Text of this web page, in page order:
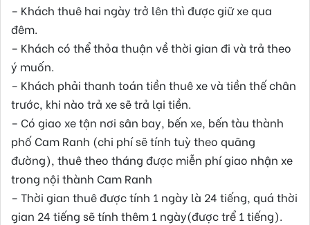
– Khách thuê hai ngày trở lên thì được giữ xe qua
đêm.
– Khách có thể thỏa thuận về thời gian đi và trả theo
ý muốn.
– Khách phải thanh toán tiền thuê xe và tiền thế chân
trước, khi nào trả xe sẽ trả lại tiền.
– Có giao xe tận nơi sân bay, bến xe, bến tàu thành
phố Cam Ranh (chi phí sẽ tính tuỳ theo quãng
đường), thuê theo tháng được miễn phí giao nhận xe
trong nội thành Cam Ranh
– Thời gian thuê được tính 1 ngày là 24 tiếng, quá thời
gian 24 tiếng sẽ tính thêm 1 ngày(được trể 1 tiếng).